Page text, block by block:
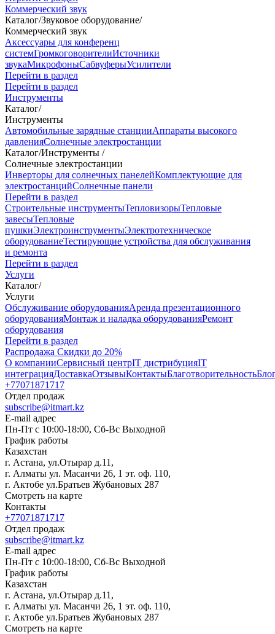
Коммерческий звук
Каталог/Звуковое оборудование/
Коммерческий звук
Аксессуары для конференц
системГромкоговорителиИсточники
звукаМикрофоныСабвуферыУсилители
Перейти в раздел
Перейти в раздел
Инструменты
Каталог/
Инструменты
Автомобильные зарядные станцииАппараты высокого
давленияСолнечные электростанции
Каталог/Инструменты /
Солнечные электростанции
Инверторы для солнечных панелейКомплектующие для
электростанцийСолнечные панели
Перейти в раздел
Строительные инструментыТепловизорыТепловые
завесыТепловые
пушкиЭлектроинструментыЭлектротехническое
оборудованиеТестирующие устройства для обслуживания
и ремонта
Перейти в раздел
Услуги
Каталог/
Услуги
Oбслуживание оборудованияАренда презентационного
оборудованияМонтаж и наладка оборудованияРемонт
оборудования
Перейти в раздел
Распродажа Скидки до 20%
О компанииСервисный центрIT дистрибуцияIT
интеграцияДоставкаОтзывыКонтактыБлаготворительность
+77071871717
Отдел продаж
subscribe@itmart.kz
E-mail адрес
Пн-Пт с 10:00-18:00, Сб-Вс Выходной
График работы
Казахстан
г. Астана, ул.Отырар д.11,
г. Алматы ул. Масанчи 26, 1 эт. оф. 110,
г. Актобе ул.Братьев Жубановых 287
Смотреть на карте
Контакты
+77071871717
Отдел продаж
subscribe@itmart.kz
E-mail адрес
Пн-Пт с 10:00-18:00, Сб-Вс Выходной
График работы
Казахстан
г. Астана, ул.Отырар д.11,
г. Алматы ул. Масанчи 26, 1 эт. оф. 110,
г. Актобе ул.Братьев Жубановых 287
Смотреть на карте